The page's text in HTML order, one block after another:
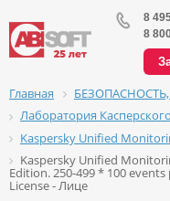
8
8
Главная
Лаборатория Касперского
Kaspersky Unified
Kaspersky Unified
Edition. 250-499 * 100
License - Лице